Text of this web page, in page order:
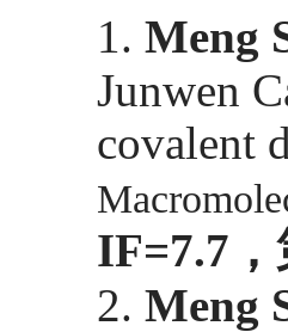
1. Meng
Junwen
covalent
IF=7.7
2. Meng